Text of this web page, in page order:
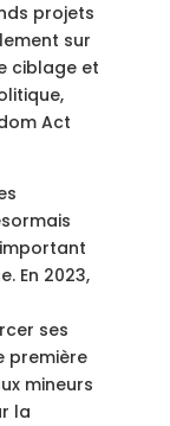
projets
sur
ciblage et
Act
En 2023,
ses
première
mineurs
la